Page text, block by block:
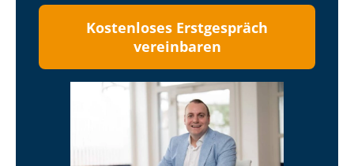
Kostenloses Erstgespräch
vereinbaren